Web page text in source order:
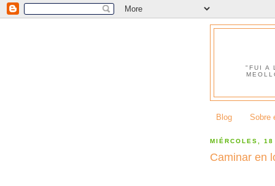
"FUI A
Blog Sobre
MIÉRCOLES,
Caminar en